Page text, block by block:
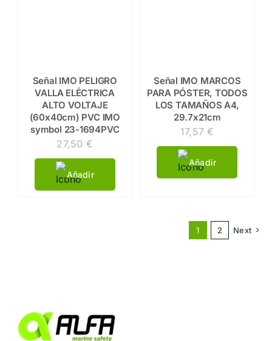
Señal IMO PELIGRO
VALLA ELÉCTRICA
ALTO VOLTAJE
(60x40cm) PVC IMO
symbol 23-1694PVC
27,50 €
Añadir
Señal IMO MARCOS
PARA PÓSTER, TODOS
LOS TAMAÑOS A4,
29.7x21cm
17,57€
Añadir
1 2 Next